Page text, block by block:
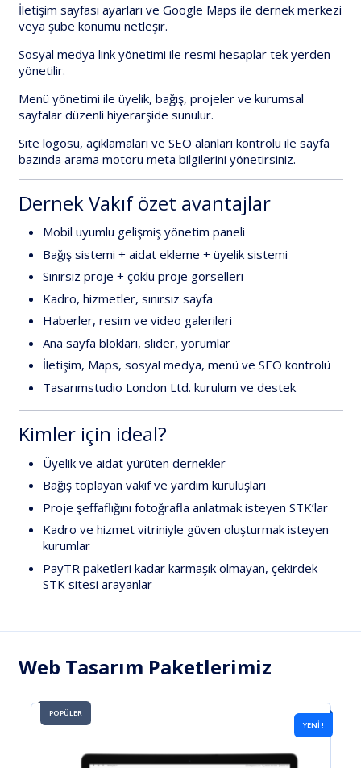
İletişim sayfası ayarları ve Google Maps ile dernek merkezi
veya şube konumu netleşir.
Sosyal medya link yönetimi ile resmi hesaplar tek yerden
yönetilir.
Menü yönetimi ile üyelik, bağış, projeler ve kurumsal
sayfalar düzenli hiyerarşide sunulur.
Site logosu, açıklamaları ve SEO alanları kontrolu ile sayfa
bazında arama motoru meta bilgilerini yönetirsiniz.
Dernek Vakıf özet avantajlar
Mobil uyumlu gelişmiş yönetim paneli
Bağış sistemi + aidat ekleme + üyelik sistemi
Sınırsız proje + çoklu proje görselleri
Kadro, hizmetler, sınırsız sayfa
Haberler, resim ve video galerileri
Ana sayfa blokları, slider, yorumlar
İletişim, Maps, sosyal medya, menü ve SEO kontrolü
Tasarımstudio London Ltd. kurulum ve destek
Kimler için ideal?
Üyelik ve aidatyürüten dernekler
Bağıştoplayan vakıf ve yardım kuruluşları
Proje şeffaflığını fotoğrafla anlatmak isteyen STK’lar
Kadro ve hizmet vitriniyle güven oluşturmak isteyen
kurumlar
PayTR paketleri kadar karmaşık olmayan, çekirdek
STK sitesi arayanlar
Web Tasarım Paketlerimiz
POPÜLER